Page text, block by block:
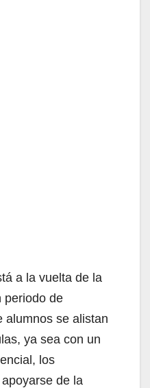
a la vuelta de la
periodo de
alumnos se alistan
ya sea con un
los
de la